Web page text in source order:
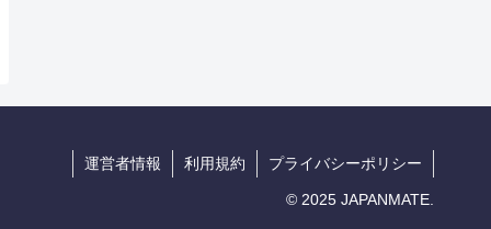
運営者情報 利用規約 プライバシーポリシー
© 2025 JAPANMATE.